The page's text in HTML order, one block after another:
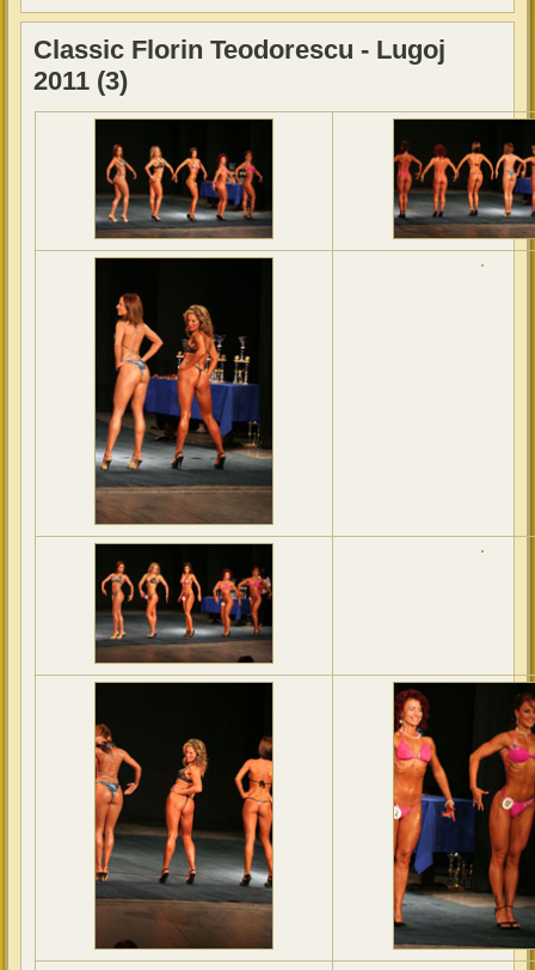
Classic Florin Teodorescu - Lugoj
2011 (3)